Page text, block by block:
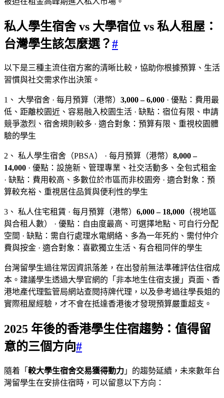
私人學生宿舍 vs 大學宿位 vs 私人租屋：
台灣學生該怎麼選？#
以下是三種主流住宿方案的清晰比較，協助你根據預算、生活
習慣與社交需求作出決策。
1、 大學宿舍 · 每月預算（港幣） 3,000 – 6,000 · 優點：費用最
低、距離校園近、容易融入校園生活 · 缺點：宿位有限、申請
競爭激烈、宿舍規則較多 · 適合對象：預算有限、重視校園體
驗的學生
2、 私人學生宿舍（PBSA） · 每月預算（港幣） 8,000 –
14,000 · 優點：設施新、管理專業、社交活動多、全包式租金
· 缺點：費用較高、多數位於市區而非校園旁 · 適合對象：預
算較充裕、重視居住品質與便利性的學生
3、 私人住宅租賃 · 每月預算（港幣） 6,000 – 18,000 （視地區
與合租人數） · 優點：自由度最高、可選擇地點、可自行分配
空間 · 缺點：需自行處理水電網絡、多為一年死約、需付仲介
費與按金 · 適合對象：喜歡獨立生活、有合租同伴的學生
台灣留學生過往常因資訊落差，在出發前無法準確評估住宿成
本。建議學生透過大學官網的「非本地生住宿支援」頁面、香
港地產代理監管局網站查閱持牌代理，以及參考過往學長姐的
實際租屋經驗，才不會在抵達香港後才發現預算嚴重超支。
2025 年後的香港學生住宿趨勢：值得留
意的三個方向#
隨着「 較大學生宿舍交易獲得動力 」的趨勢延續，未來數年台
灣留學生在安排住宿時，可以留意以下方向：